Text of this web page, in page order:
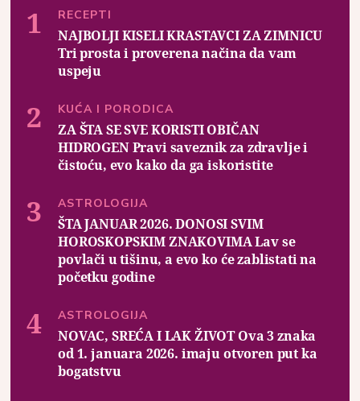
RECEPTI
NAJBOLJI KISELI KRASTAVCI ZA ZIMNICU
Tri prosta i proverena načina da vam
uspeju
KUĆA I PORODICA
ZA ŠTA SE SVE KORISTI OBIČAN
HIDROGEN Pravi saveznik za zdravlje i
čistoću, evo kako da ga iskoristite
ASTROLOGIJA
ŠTA JANUAR 2026. DONOSI SVIM
HOROSKOPSKIM ZNAKOVIMA Lav se
povlači u tišinu, a evo ko će zablistati na
početku godine
ASTROLOGIJA
NOVAC, SREĆA I LAK ŽIVOT Ova 3 znaka
od 1. januara 2026. imaju otvoren put ka
bogatstvu